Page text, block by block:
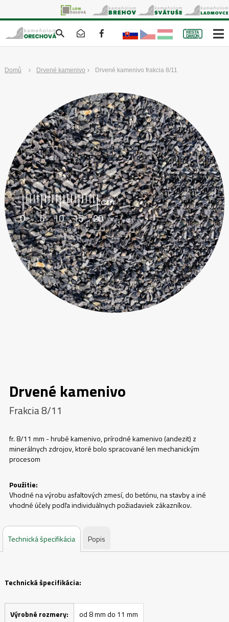
Domů Drvené kamenivo Drvené kamenivo frakcia 8/11
Drvené kamenivo
Frakcia 8/11
fr. 8/11 mm - hrubé kamenivo, prírodné kamenivo (andezit) z
minerálnych zdrojov, ktoré bolo spracované len mechanickým
procesom
Použitie:
Vhodné na výrobu asfaltových zmesí, do betónu, na stavby a iné
vhodné účely podľa individuálnych požiadaviek zákazníkov.
Technická špecifikácia Popis
Technická špecifikácia:
Výrobné rozmery:
od 8 mm do 11 mm